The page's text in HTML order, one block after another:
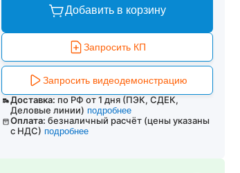
Добавить в корзину
Запросить КП
Запросить видеодемонстрацию
Доставка: по РФ от 1 дня (ПЭК, СДЕК,
Деловые линии) подробнее
Оплата: безналичный расчёт (цены указаны
с НДС) подробнее